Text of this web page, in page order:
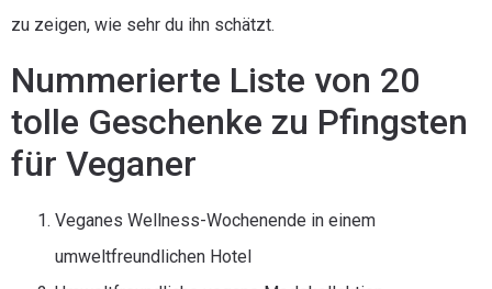
zu zeigen, wie sehr du ihn schätzt.
Nummerierte Liste von 20
tolle Geschenke zu Pfingsten
für Veganer
Veganes Wellness-Wochenende in einem
umweltfreundlichen Hotel